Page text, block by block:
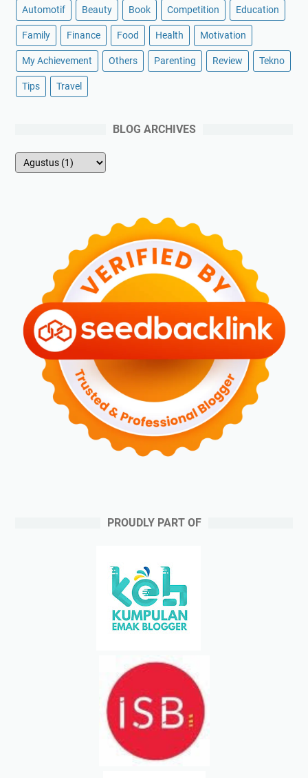
Automotif Beauty Book Competition Education
Family Finance Food Health Motivation
My Achievement Others Parenting Review Tekno
Tips Travel
BLOG ARCHIVES
PROUDLY PART OF